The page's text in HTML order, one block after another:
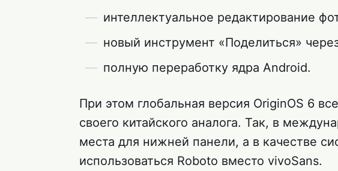
интеллектуальное редактирование
новый инструмент «Поделиться»
полную переработку ядра Android.
При этом глобальная версия OriginOS 6
своего китайского аналога. Так, в
места для нижней панели, а в качестве
использоваться Roboto вместо vivoSans.